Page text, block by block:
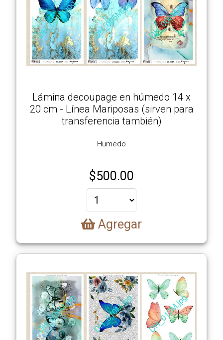
Lámina decoupage en húmedo 14 x
20 cm - Línea Mariposas (sirven para
transferencia también)
Humedo
$500.00
Agregar